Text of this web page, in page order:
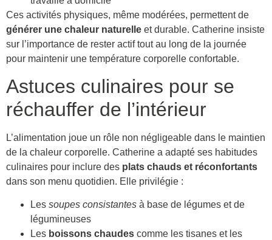
Ces activités physiques, même modérées, permettent de
générer une chaleur naturelle et durable. Catherine insiste
sur l’importance de rester actif tout au long de la journée
pour maintenir une température corporelle confortable.
Astuces culinaires pour se
réchauffer de l’intérieur
L’alimentation joue un rôle non négligeable dans le maintien
de la chaleur corporelle. Catherine a adapté ses habitudes
culinaires pour inclure des plats chauds et réconfortants
dans son menu quotidien. Elle privilégie :
Les soupes consistantes à base de légumes et de
légumineuses
Les boissons chaudes comme les tisanes et les